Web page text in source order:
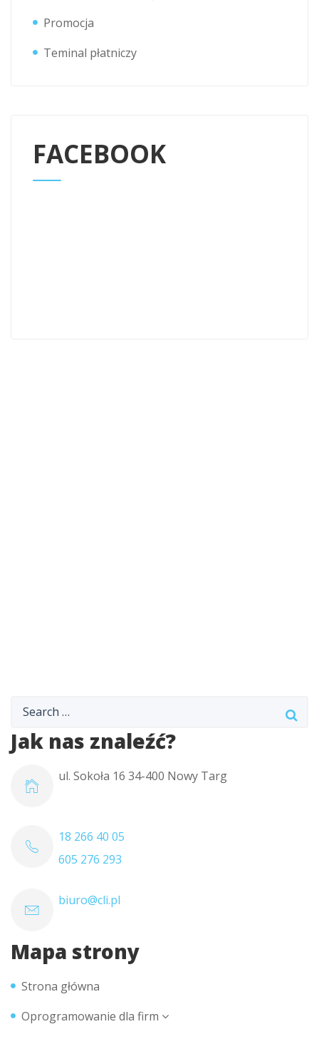
Promocja
Teminal płatniczy
FACEBOOK
Jak nas znaleźć?
ul. Sokoła 16 34-400 Nowy Targ
18 266 40 05
605 276 293
biuro@cli.pl
Mapa strony
Strona główna
Oprogramowanie dla firm